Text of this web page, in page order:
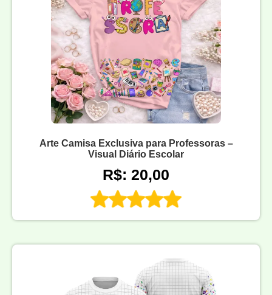
Arte Camisa Exclusiva para Professoras –
Visual Diário Escolar
R$: 20,00